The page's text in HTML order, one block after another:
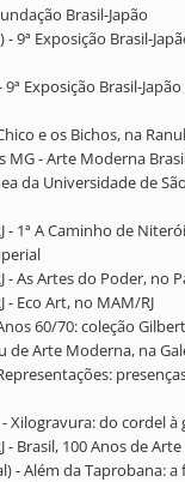
Brasil-Japão
- 9ª Exposição Brasil-
9ª Exposição Brasil-
e os Bichos, na
MG - Arte Moderna
da Universidade de
- 1ª A Caminho de
- As Artes do Poder, no
- Eco Art, no MAM/RJ
60/70: coleção
Arte Moderna, na
- Xilogravura: do cordel à
- Brasil, 100 Anos de
- Além da Taprobana: